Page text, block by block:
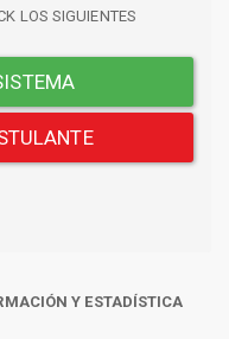
LOS SIGUIENTES
Y ESTADÍSTICA